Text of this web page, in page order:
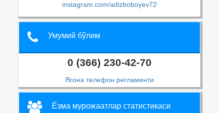
instagram.com/adizboboyev72
Умумий бўлим
0 (366) 230-42-70
Ягона телефон регламенти
Ёзма мурожаатлар статистикаси